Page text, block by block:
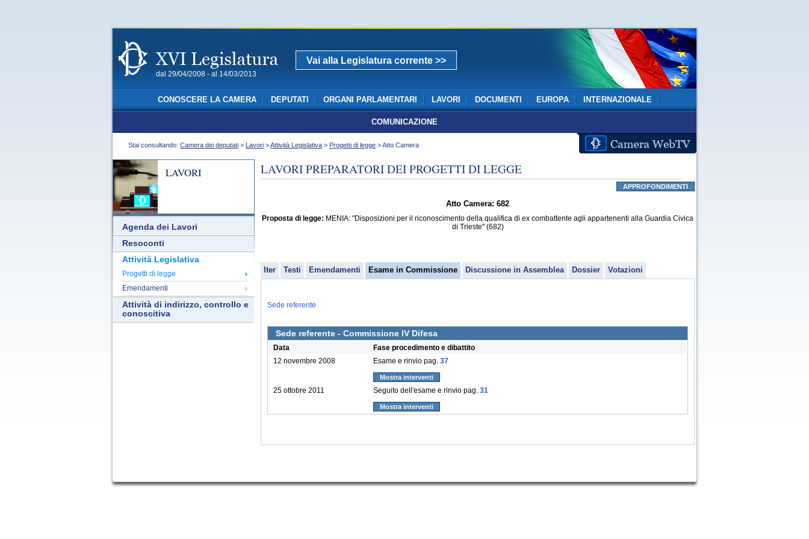
dal 29/04/2008 - al 14/03/2013
Vai alla Legislatura corrente >>
CONOSCERE LA CAMERA DEPUTATI ORGANI PARLAMENTARI LAVORI DOCUMENTI EUROPA INTERNAZIONALE
COMUNICAZIONE
Stai consultando: Camera dei deputati > Lavori >Attività Legislativa > Progetti di legge > Atto Camera
LAVORI
Agenda dei Lavori
Resoconti
Attività Legislativa
Progetti di legge
Emendamenti
Attività di indirizzo, controllo e
conoscitiva
LAVORI PREPARATORI DEI PROGETTI DI LEGGE
APPROFONDIMENTI
Atto Camera: 682
Proposta di legge: MENIA: "Disposizioni per il riconoscimento della qualifica di ex combattente agli appartenenti alla Guardia Civica
di Trieste" (682)
Iter Testi Emendamenti Esame in Commissione Discussione in Assemblea Dossier Votazioni
Sede referente
Sede referente - Commissione IV Difesa
Data
Fase procedimento e dibattito
12 novembre 2008
Esame e rinvio pag. 37
Mostra interventi
25 ottobre 2011 Seguito dell'esame e rinvio pag. 31
Mostra interventi